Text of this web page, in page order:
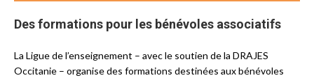
Des formations pour les bénévoles associatifs
La Ligue de l’enseignement – avec le soutien de la DRAJES
Occitanie – organise des formations destinées aux bénévoles